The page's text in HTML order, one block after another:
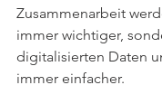
Zusammenarbeit
immer wichtiger,
digitalisierten Daten
immer einfacher.